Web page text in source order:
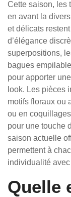
Cette saison, les
en avant la
et délicats
d’élégance
superpositions,
bagues
pour apporter
look. Les pièces
motifs floraux ou
ou en
pour une touche
saison actuelle
permettent à
individualité
Quelle